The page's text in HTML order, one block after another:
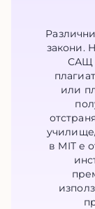
закони.
САЩ
или
в MIT е